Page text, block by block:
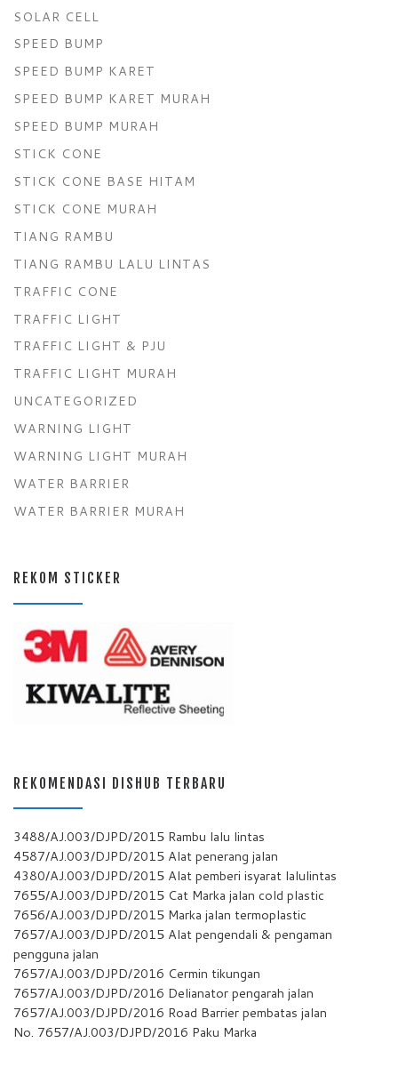
SOLAR CELL
SPEED BUMP
SPEED BUMP KARET
SPEED BUMP KARET MURAH
SPEED BUMP MURAH
STICK CONE
STICK CONE BASE HITAM
STICK CONE MURAH
TIANG RAMBU
TIANG RAMBU LALU LINTAS
TRAFFIC CONE
TRAFFIC LIGHT
TRAFFIC LIGHT & PJU
TRAFFIC LIGHT MURAH
UNCATEGORIZED
WARNING LIGHT
WARNING LIGHT MURAH
WATER BARRIER
WATER BARRIER MURAH
REKOM STICKER
REKOMENDASI DISHUB TERBARU
3488/AJ.003/DJPD/2015 Rambu lalu lintas
4587/AJ.003/DJPD/2015 Alat penerang jalan
4380/AJ.003/DJPD/2015 Alat pemberi isyarat lalulintas
7655/AJ.003/DJPD/2015 Cat Marka jalan cold plastic
7656/AJ.003/DJPD/2015 Marka jalan termoplastic
7657/AJ.003/DJPD/2015 Alat pengendali & pengaman
pengguna jalan
7657/AJ.003/DJPD/2016 Cermin tikungan
7657/AJ.003/DJPD/2016 Delianator pengarah jalan
7657/AJ.003/DJPD/2016 Road Barrier pembatas jalan
No. 7657/AJ.003/DJPD/2016 Paku Marka